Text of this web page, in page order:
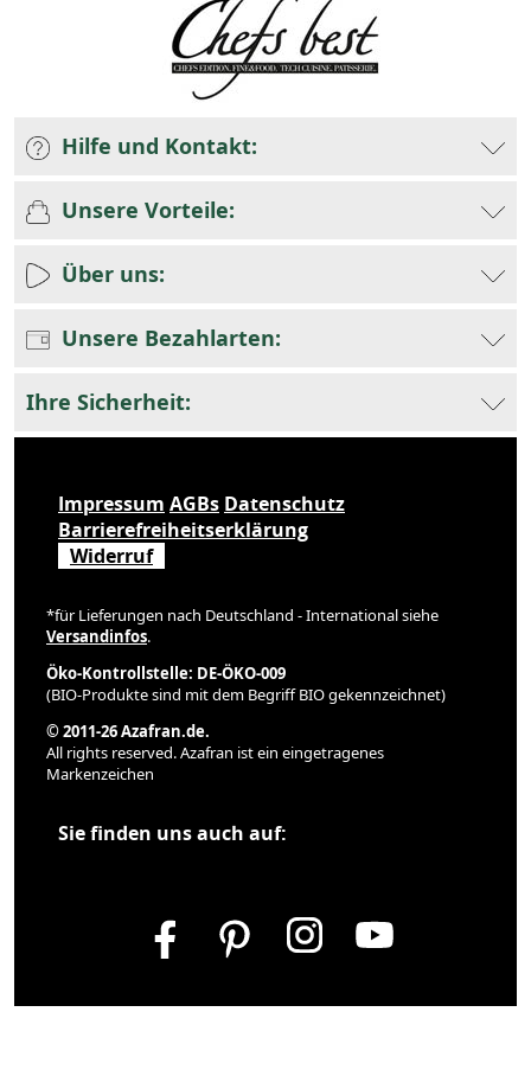
Hilfe und Kontakt:
Unsere Vorteile:
Über uns:
Unsere Bezahlarten:
Ihre Sicherheit:
Impressum AGBs Datenschutz
Barrierefreiheitserklärung
Widerruf
*für Lieferungen nach Deutschland - International siehe
Versandinfos.
Öko-Kontrollstelle: DE-ÖKO-009
(BIO-Produkte sind mit dem Begriff BIO gekennzeichnet)
© 2011-26 Azafran.de.
All rights reserved. Azafran ist ein eingetragenes
Markenzeichen
Sie finden uns auch auf: